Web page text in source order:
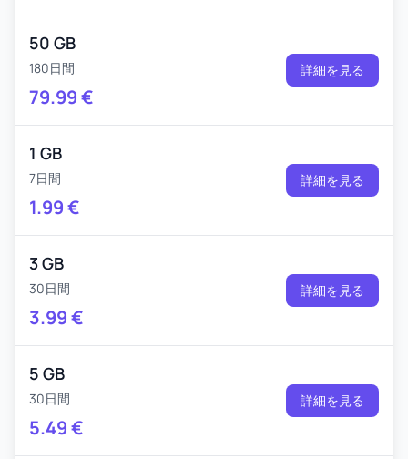
50 GB
180日間
79.99€
詳細を見る
1 GB
7日間
1.99€
詳細を見る
3 GB
30日間
3.99€
詳細を見る
5 GB
30日間
5.49€
詳細を見る